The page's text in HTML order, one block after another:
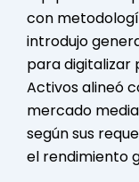
con
introdujo
para digitalizar
Activos alineó
mercado
según sus
el rendimiento